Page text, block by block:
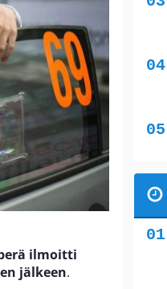
ilmoitti
jälkeen.